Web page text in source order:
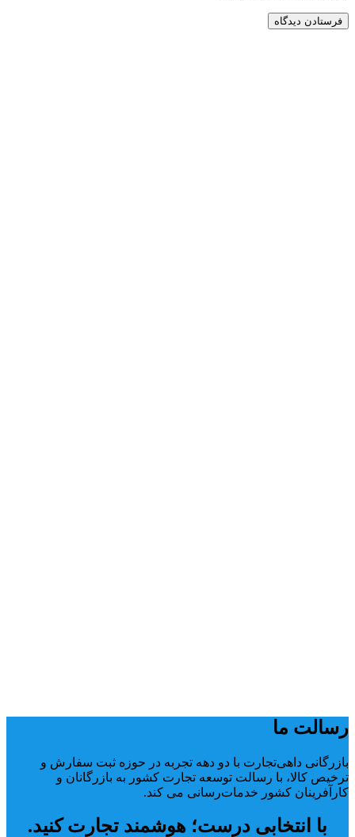
رسالت ما
بازرگانی داهی‌تجارت با دو دهه تجربه در حوزه ثبت سفارش و
ترخیص کالا، با رسالت توسعه تجارت کشور به بازرگانان و
کارآفرینان کشور خدمات‌رسانی می کند.
با انتخابی درست؛ هوشمند تجارت کنید.